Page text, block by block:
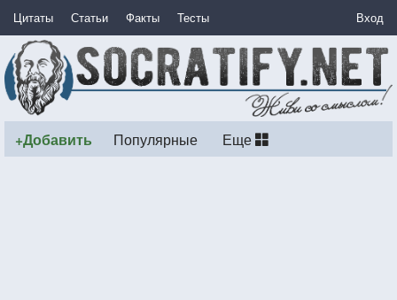
Цитаты Статьи Факты Тесты Вход
+Добавить Популярные Еще